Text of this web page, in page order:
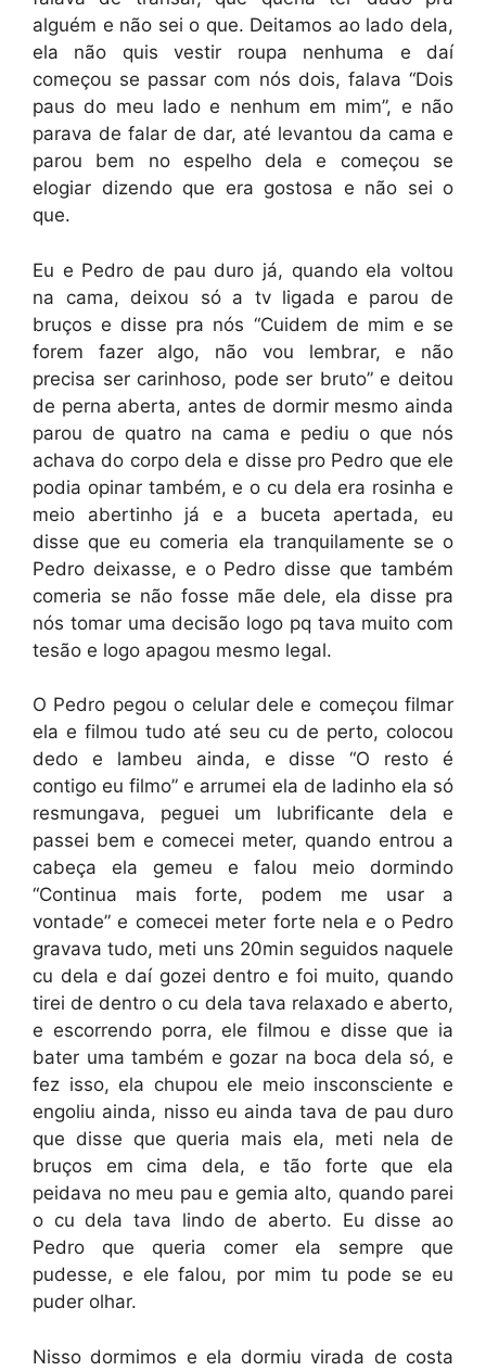
alguém e não sei o que. Deitamos ao lado dela,
ela não quis vestir roupa nenhuma e daí
começou se passar com nós dois, falava “Dois
paus do meu lado e nenhum em mim”, e não
parava de falar de dar, até levantou da cama e
parou bem no espelho dela e começou se
elogiar dizendo que era gostosa e não sei o
que.
Eu e Pedro de pau duro já, quando ela voltou
na cama, deixou só a tv ligada e parou de
bruços e disse pra nós “Cuidem de mim e se
forem fazer algo, não vou lembrar, e não
precisa ser carinhoso, pode ser bruto” e deitou
de perna aberta, antes de dormir mesmo ainda
parou de quatro na cama e pediu o que nós
achava do corpo dela e disse pro Pedro que ele
podia opinar também, e o cu dela era rosinha e
meio abertinho já e a buceta apertada, eu
disse que eu comeria ela tranquilamente se o
Pedro deixasse, e o Pedro disse que também
comeria se não fosse mãe dele, ela disse pra
nós tomar uma decisão logo pq tava muito com
tesão e logo apagou mesmo legal.
O Pedro pegou o celular dele e começou filmar
ela e filmou tudo até seu cu de perto, colocou
dedo e lambeu ainda, e disse “O resto é
contigo eu filmo” e arrumei ela de ladinho ela só
resmungava, peguei um lubrificante dela e
passei bem e comecei meter, quando entrou a
cabeça ela gemeu e falou meio dormindo
“Continua mais forte, podem me usar a
vontade” e comecei meter forte nela e o Pedro
gravava tudo, meti uns 20min seguidos naquele
cu dela e daí gozei dentro e foi muito, quando
tirei de dentro o cu dela tava relaxado e aberto,
e escorrendo porra, ele filmou e disse que ia
bater uma também e gozar na boca dela só, e
fez isso, ela chupou ele meio insconsciente e
engoliu ainda, nisso eu ainda tava de pau duro
que disse que queria mais ela, meti nela de
bruços em cima dela, e tão forte que ela
peidava no meu pau e gemia alto, quando parei
o cu dela tava lindo de aberto. Eu disse ao
Pedro que queria comer ela sempre que
pudesse, e ele falou, por mim tu pode se eu
puder olhar.
Nisso dormimos e ela dormiu virada de costa